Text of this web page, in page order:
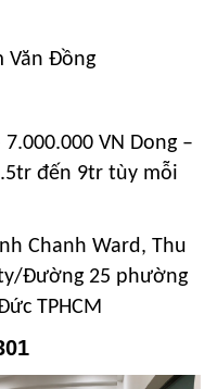
Văn Đồng
VN Dong –
đến 9tr tùy mỗi
Chanh Ward, Thu
Đường 25 phường
TPHCM